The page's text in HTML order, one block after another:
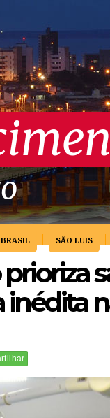
BRASIL SÃO LUIS
inédita